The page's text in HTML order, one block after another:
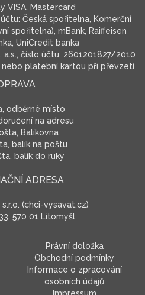
VISA, Mastercard
Česká spořitelna, Komerční
spořitelna), mBank, Raiffeisen
UniCredit banka
a.s., číslo účtu: 2601201827/2010
platební kartou při převzetí
odběrné místo
na adresu
Balíkovna
balík na poštu
balík do ruky
ADRESA
s.r.o. (chci-vysavat.cz)
570 01 Litomyšl
Právní doložka
Obchodní podmínky
Informace o zpracování
osobních údajů
Impressum